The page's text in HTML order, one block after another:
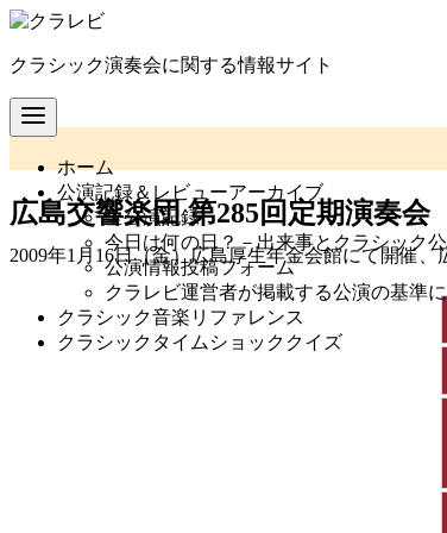
コ
テ
ン
ツ
移
動
クラシック演奏会に関する情報サイト
ホーム
公演記録＆レビューアーカイブ
全公演記録
今日は何の日？－出来事とクラシック
公演情報投稿フォーム
クラレビ運営者が掲載する公演の基準
クラシック音楽リファレンス
クラシックタイムショッククイズ
広島交響楽団 第285回定期演奏会
2009年1月16日（金）広島厚生年金会館にて開催